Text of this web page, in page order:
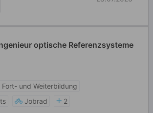
optische Referenzsysteme
Fort- und Weiterbildung
Jobrad
2